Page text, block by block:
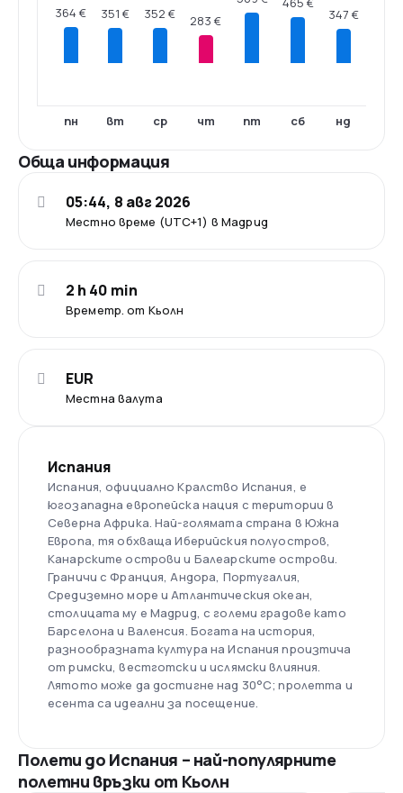
364 €
пн
351 €
вт
352 €
ср
283 €
чт пт сб
347 €
нд
Обща информация
Местно време (UTC+1) в Мадрид
05:44, 8 авг 2026
Времетр. от Кьолн
2 h 40 min
Местна валута
EUR
Испания
Испания, официално Кралство Испания, е
югозападна европейска нация с територии в
Северна Африка. Най-голямата страна в Южна
Европа, тя обхваща Иберийския полуостров,
Канарските острови и Балеарските острови.
Граничи с Франция, Андора, Португалия,
Средиземно море и Атлантическия океан,
столицата му е Мадрид, с големи градове като
Барселона и Валенсия. Богата на история,
разнообразната култура на Испания произтича
от римски, вестготски и ислямски влияния.
Лятото може да достигне над 30°C; пролетта и
есента са идеални за посещение.
Полети до Испания – най-популярните
полетни връзки от Кьолн